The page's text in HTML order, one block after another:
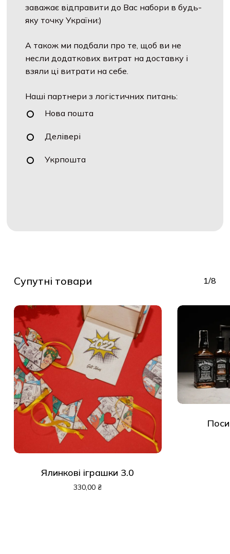
заважає відправити до Вас набори в будь-
яку точку України:)
А також ми подбали про те, щоб ви не
несли додаткових витрат на доставку і
взяли ці витрати на себе.
Наші партнери з логістичних питань:
Нова пошта
Делівері
Укрпошта
Супутні товари 1/8
Ялинкові іграшки 3.0
330,00 ₴